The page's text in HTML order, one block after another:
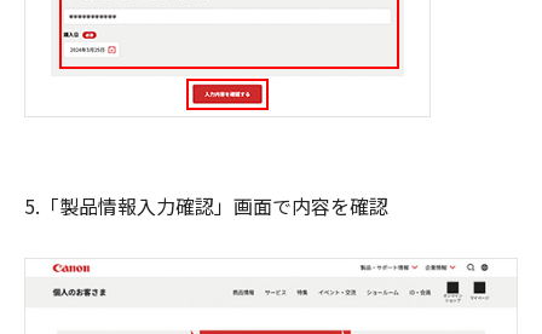
5.「製品情報入力確認」画面で内容を確認